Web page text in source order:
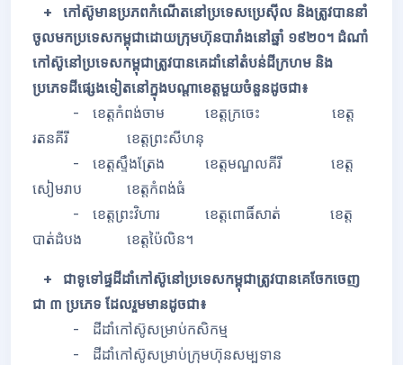
+ កៅស៊ូមានប្រភពកំណើតនៅប្រទេសប្រេស៊ីល និងត្រូវបាននាំ
ចូលមកប្រទេសកម្ពុជាដោយក្រុមហ៊ុនបារាំងនៅឆ្នាំ ១៩២០។ ដំណាំ
កៅស៊ូនៅប្រទេសកម្ពុជាត្រូវបានគេដាំនៅតំបន់ដីក្រហម និង
ប្រភេទដីផ្សេងទៀតនៅក្នុងបណ្តាខេត្តមួយចំនួនដូចជា៖
- ខេត្តកំពង់ចាម ខេត្តក្រចេះ ខេត្ត
រតនគីរី ខេត្តព្រះសីហនុ
- ខេត្តស្ទឹងត្រែង ខេត្តមណ្ឌលគីរី ខេត្ត
សៀមរាប ខេត្តកំពង់ធំ
- ខេត្តព្រះវិហារ ខេត្តពោធិ៍សាត់ ខេត្ត
បាត់ដំបង ខេត្តប៉ៃលិន។
+ ជាទូទៅផ្ទដីដាំកៅស៊ូនៅប្រទេសកម្ពុជាត្រូវបានគេចែកចេញ
ជា ៣ ប្រភេទ ដែលរួមមានដូចជា៖
- ដីដាំកៅស៊ូសម្រាប់កសិកម្ម
- ដីដាំកៅស៊ូសម្រាប់ក្រុមហ៊ុនសម្បទាន